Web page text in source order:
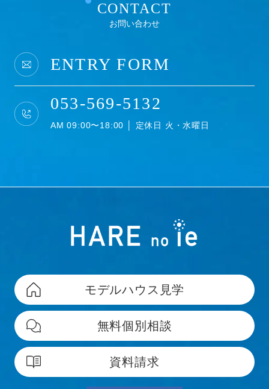
CONTACT
お問い合わせ
ENTRY FORM
053-569-5132
AM 09:00〜18:00 │ 定休日 火・水曜日
モデルハウス見学
無料個別相談
資料請求